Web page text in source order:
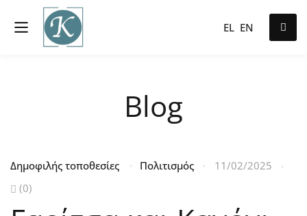
EL EN
Blog
Δημοφιλής τοποθεσίες Πολιτισμός
11/02/2025
(0)